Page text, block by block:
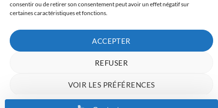
consentir ou de retirer son consentement peut avoir un effet négatif sur
certaines caractéristiques et fonctions.
ACCEPTER
REFUSER
VOIR LES PRÉFÉRENCES